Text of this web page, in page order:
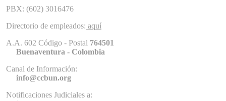
PBX: (602) 3016476
Directorio de empleados: aquí
A.A. 602 Código - Postal 764501
Buenaventura - Colombia
Canal de Información:
info@ccbun.org
Notificaciones Judiciales a: